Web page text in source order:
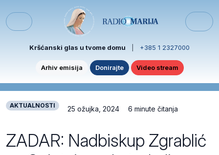
Menu
Kršćanski glas u tvome domu +385 1 2327000
Arhiv emisija Donirajte Video stream
AKTUALNOSTI 25 ožujka, 2024 6 minute čitanja
ZADAR: Nadbiskup Zgrablić